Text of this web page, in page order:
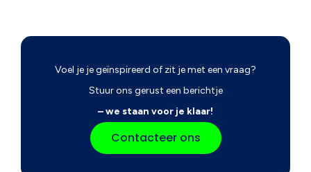
Voel je je geïnspireerd of zit je met een vraag?
Stuur ons gerust een berichtje
– we staan voor je klaar!
Contacteer ons